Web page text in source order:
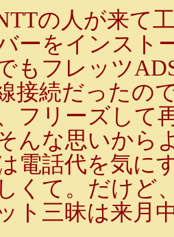
の人が来て
ーをインスト
もフレッツ
接続だったの
フリーズして
んな思いから
電話代を気に
くて。だけど
ト三昧は来月